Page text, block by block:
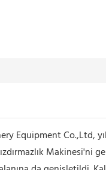
Equipment Co.,Ltd,